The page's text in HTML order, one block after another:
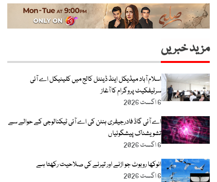
مزید خبریں
اسلام آباد میڈیکل اینڈ ڈینٹل کالج میں کلینیکل اے آئی
سرٹیفکیٹ پروگرام کا آغاز
6 اگست 2026
اے آئی گاڈ فادرجیفری ہنٹن کی اے آئی ٹیکنالوجی کے حوالے سے
تشویشناک پیشگوئیاں
6 اگست 2026
انوکھا روبوٹ جو اڑنے اور تیرنے کی صلاحیت رکھتا ہے
6 اگست 2026